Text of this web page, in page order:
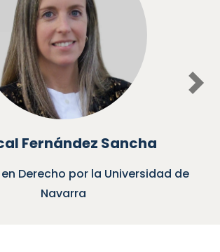
Fernández Sancha
Derecho por la Universidad de
Navarra